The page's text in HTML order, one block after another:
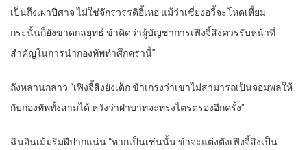
เป็นถึงเผ่าปีศาจ ไม่ใช่จักรวรรดิอี้เหอ แม้ว่าเซี่ยงอวี้จะโหดเหี้ยม
กระนั้นก็ยังขาดกลยุทธ์ ข้าคิดว่าผู้บัญชาการเฟิงจี้สิงควรรับหน้าที่
สำคัญในการนำกองทัพทำศึกครานี้”
ถังหลานกล่าว “เฟิงจี้สิงยังเด็ก ข้าเกรงว่าเขาไม่สามารถเป็นจอมพลให้
กับกองทัพทั้งสามได้ หวังว่าฝ่าบาทจะทรงไตร่ตรองอีกครั้ง”
ฉินอินเม้มริมฝีปากแน่น “หากเป็นเช่นนั้น ข้าจะแต่งตังเฟิงจี้สิงเป็น